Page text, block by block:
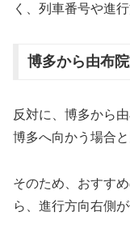
く、列車番号や進
博多から由布
反対に、博多から
博多へ向かう場合
そのため、おすす
ら、進行方向右側